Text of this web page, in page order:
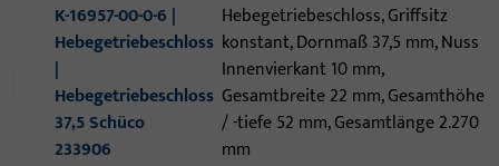
K-16957-00-0-6 |
Hebegetriebeschloss
|
Hebegetriebeschloss
37,5 Schüco
233906
Hebegetriebeschloss, Griffsitz
konstant, Dornmaß 37,5 mm, Nuss
Innenvierkant 10 mm,
Gesamtbreite 22 mm, Gesamthöhe
/ -tiefe 52 mm, Gesamtlänge 2.270
mm